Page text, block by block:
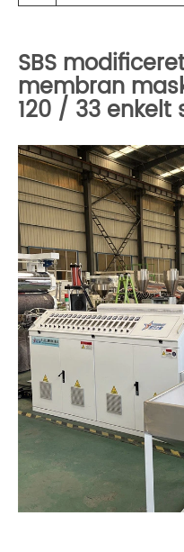
SBS
membran
120 / 33 enkelt